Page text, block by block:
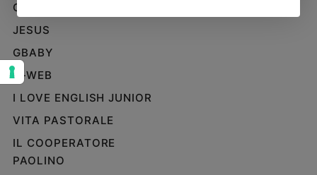
della
settimana
Migranti
Diversità
e
inclusione
Costume
Cultura
e
CREDERE
JESUS
GBABY
G-WEB
I LOVE ENGLISH JUNIOR
VITA PASTORALE
IL COOPERATORE
PAOLINO